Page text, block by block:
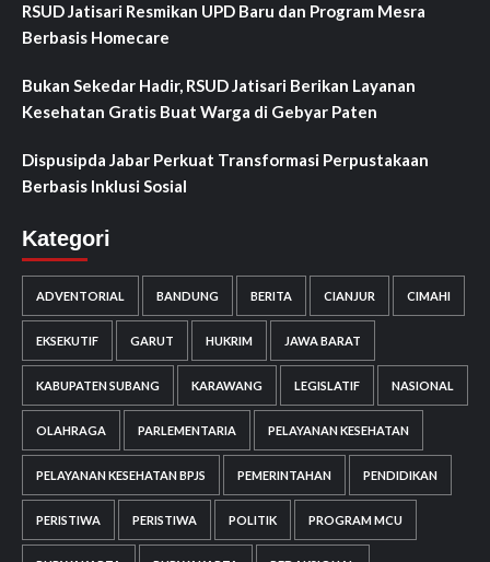
RSUD Jatisari Resmikan UPD Baru dan Program Mesra
Berbasis Homecare
Bukan Sekedar Hadir, RSUD Jatisari Berikan Layanan
Kesehatan Gratis Buat Warga di Gebyar Paten
Dispusipda Jabar Perkuat Transformasi Perpustakaan
Berbasis Inklusi Sosial
Kategori
ADVENTORIAL BANDUNG BERITA CIANJUR CIMAHI
EKSEKUTIF GARUT HUKRIM JAWA BARAT
KABUPATEN SUBANG KARAWANG LEGISLATIF NASIONAL
OLAHRAGA PARLEMENTARIA PELAYANAN KESEHATAN
PELAYANAN KESEHATAN BPJS PEMERINTAHAN PENDIDIKAN
PERISTIWA PERISTIWA POLITIK PROGRAM MCU